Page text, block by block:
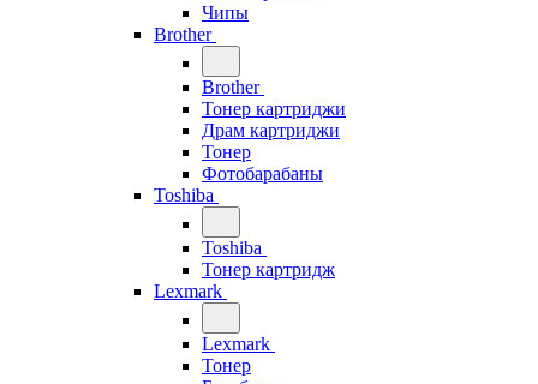
Чипы
Brother
Brother
Тонер картриджи
Драм картриджи
Тонер
Фотобарабаны
Toshiba
Toshiba
Тонер картридж
Lexmark
Lexmark
Тонер